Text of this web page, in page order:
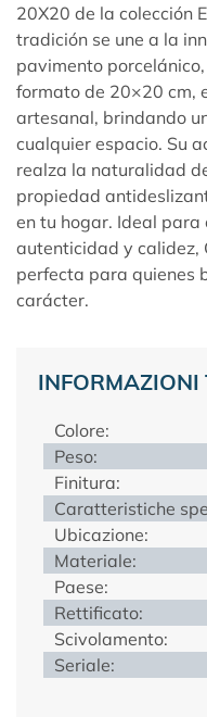
20X20 de la colección
tradición se une a la
pavimento
formato de 20×20 cm,
artesanal, brindando
cualquier espacio. Su
realza la naturalidad
propiedad
en tu hogar. Ideal
autenticidad y calidez,
perfecta para quienes
carácter.
INFORMAZIONI
Colore:
Peso:
Finitura:
Caratteristiche
Ubicazione:
Materiale:
Paese:
Rettificato:
Scivolamento:
Seriale: